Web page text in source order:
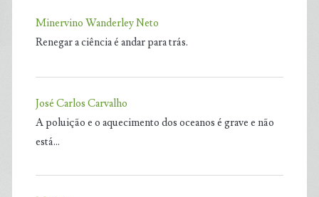
Minervino Wanderley Neto
Renegar a ciência é andar para trás.
José Carlos Carvalho
A poluição e o aquecimento dos oceanos é grave e não
está…